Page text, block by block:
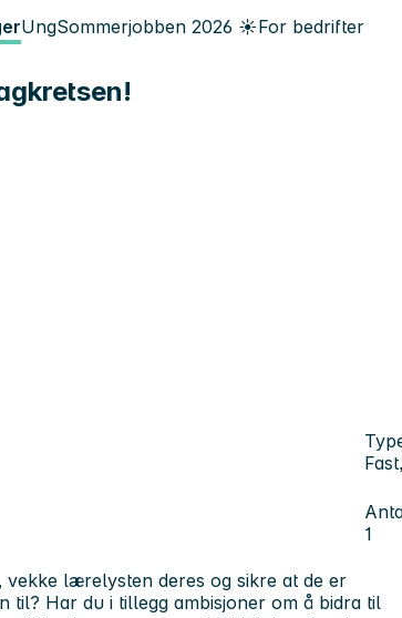
UngSommerjobben 2026 ☀️For bedrifter
1
lærelysten deres og sikre at de er
til? Har du i tillegg ambisjoner om å bidra til